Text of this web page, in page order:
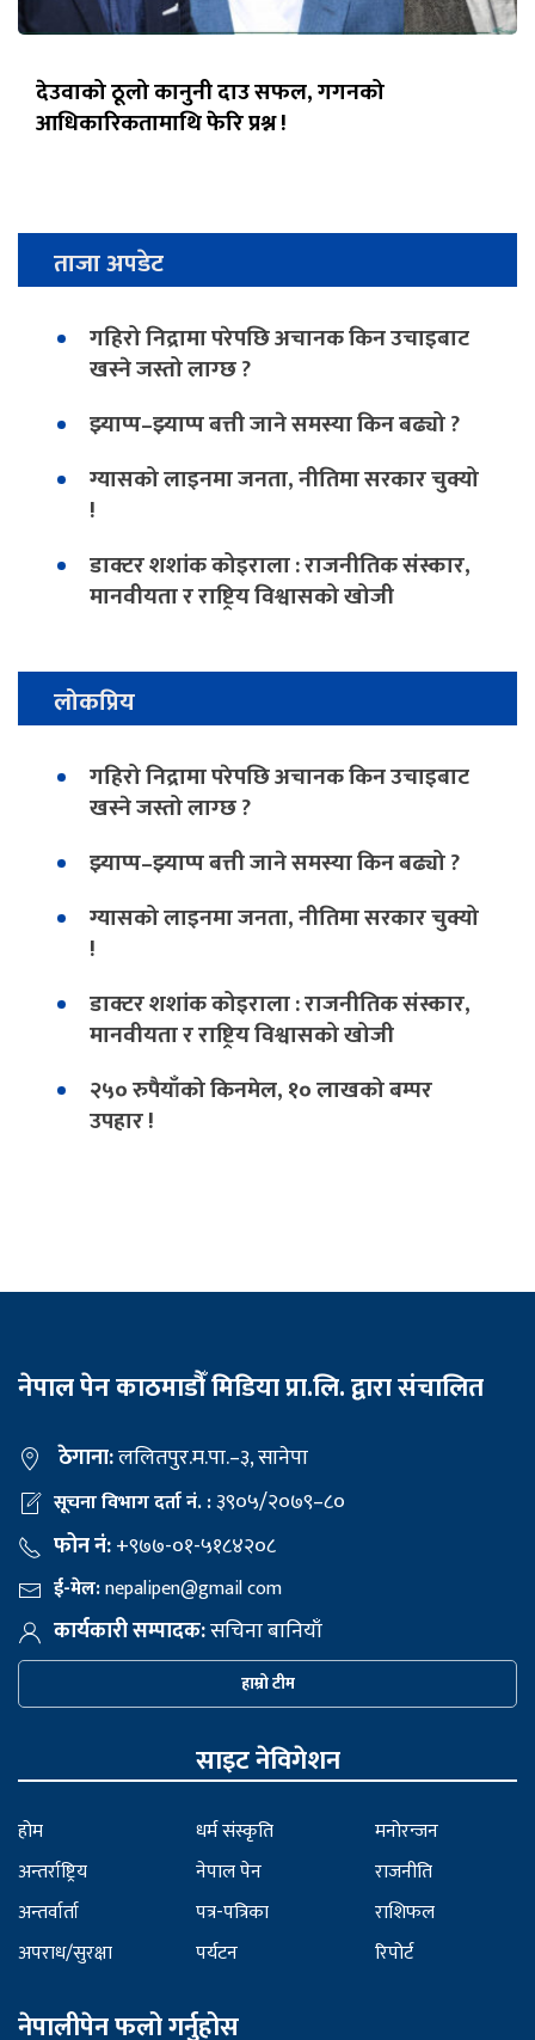
देउवाको ठूलो कानुनी दाउ सफल, गगनको
आधिकारिकतामाथि फेरि प्रश्न !
ताजा अपडेट
गहिरो निद्रामा परेपछि अचानक किन उचाइबाट
खस्ने जस्तो लाग्छ ?
झ्याप्प–झ्याप्प बत्ती जाने समस्या किन बढ्यो ?
ग्यासको लाइनमा जनता, नीतिमा सरकार चुक्यो
!
डाक्टर शशांक कोइराला : राजनीतिक संस्कार,
मानवीयता र राष्ट्रिय विश्वासको खोजी
लोकप्रिय
गहिरो निद्रामा परेपछि अचानक किन उचाइबाट
खस्ने जस्तो लाग्छ ?
झ्याप्प–झ्याप्प बत्ती जाने समस्या किन बढ्यो ?
ग्यासको लाइनमा जनता, नीतिमा सरकार चुक्यो
!
डाक्टर शशांक कोइराला : राजनीतिक संस्कार,
मानवीयता र राष्ट्रिय विश्वासको खोजी
२५० रुपैयाँको किनमेल, १० लाखको बम्पर
उपहार !
नेपाल पेन काठमाडौँ मिडिया प्रा.लि. द्वारा संचालित
ठेगाना:ललितपुर.म.पा.–३, सानेपा
सूचना विभाग दर्ता नं. :३९०५/२०७९–८०
फोन नं:+९७७-०१-५१८४२०८
ई-मेल:nepalipen@gmail com
कार्यकारी सम्पादक:सचिना बानियाँ
हाम्रो टीम
साइट नेविगेशन
होम
अन्तर्राष्ट्रिय
अन्तर्वार्ता
अपराध/सुरक्षा
धर्म संस्कृति
नेपाल पेन
पत्र-पत्रिका
पर्यटन
मनोरन्जन
राजनीति
राशिफल
रिपोर्ट
नेपालीपेन फलो गर्नुहोस